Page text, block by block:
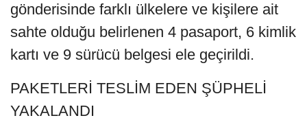
gönderisinde farklı ülkelere ve kişilere ait
sahte olduğu belirlenen 4 pasaport, 6 kimlik
kartı ve 9 sürücü belgesi ele geçirildi.
PAKETLERİ TESLİM EDEN ŞÜPHELİ
YAKALANDI